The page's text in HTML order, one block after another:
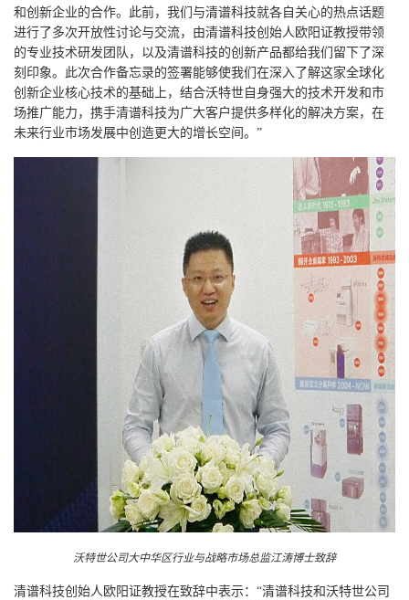
和创新企业的合作。此前，我们与清谱科技就各自关心的热点话题
进行了多次开放性讨论与交流，由清谱科技创始人欧阳证教授带领
的专业技术研发团队，以及清谱科技的创新产品都给我们留下了深
刻印象。此次合作备忘录的签署能够使我们在深入了解这家全球化
创新企业核心技术的基础上，结合沃特世自身强大的技术开发和市
场推广能力，携手清谱科技为广大客户提供多样化的解决方案，在
未来行业市场发展中创造更大的增长空间。”
沃特世公司大中华区行业与战略市场总监江涛博士致辞
清谱科技创始人欧阳证教授在致辞中表示：“清谱科技和沃特世公司